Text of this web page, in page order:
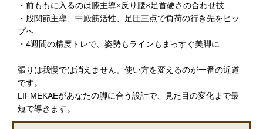
・前ももに入るのは膝主導×反り腰×足首硬さの合わせ技
・股関節主導、中殿筋活性、足圧三点で負荷の行き先をヒッ
プへ
・4週間の精度トレで、姿勢もラインもまっすぐ美脚に
張りは我慢では消えません。使い方を変えるのが一番の近道
です。
LIFMEKAEがあなたの脚に合う設計で、見た目の変化まで最
短で導きます。